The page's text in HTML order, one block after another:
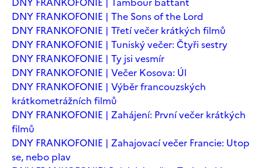
DNY FRANKOFONIE | The Sons of the Lord
DNY FRANKOFONIE | Třetí večer krátkých filmů
DNY FRANKOFONIE | Tuniský večer: Čtyři sestry
DNY FRANKOFONIE | Ty jsi vesmír
DNY FRANKOFONIE | Večer Kosova: Úl
DNY FRANKOFONIE | Výběr francouzských
krátkometrážních filmů
DNY FRANKOFONIE | Zahájení: První večer krátkých
filmů
DNY FRANKOFONIE | Zahajovací večer Francie: Utop
se, nebo plav